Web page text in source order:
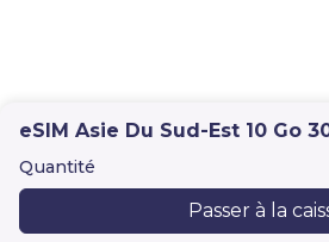
eSIM Asie Du Sud-Est 10 Go
Quantité
Passer à la